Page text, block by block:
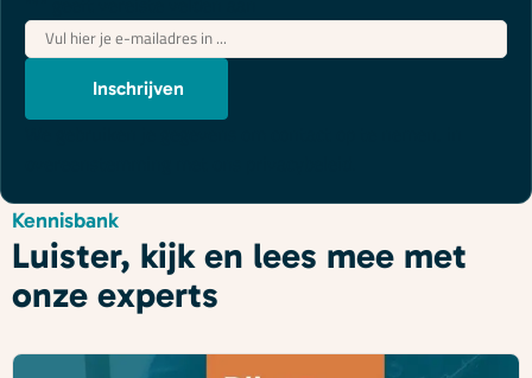
E-
mailadres*
Inschrijven
Kennisbank
Luister, kijk en lees mee met
onze experts